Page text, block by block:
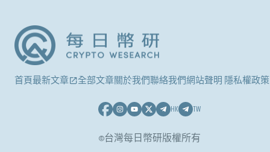
首頁最新文章 全部文章關於我們聯絡我們網站聲明 隱私權政策
HK TW
©台灣每日幣研版權所有